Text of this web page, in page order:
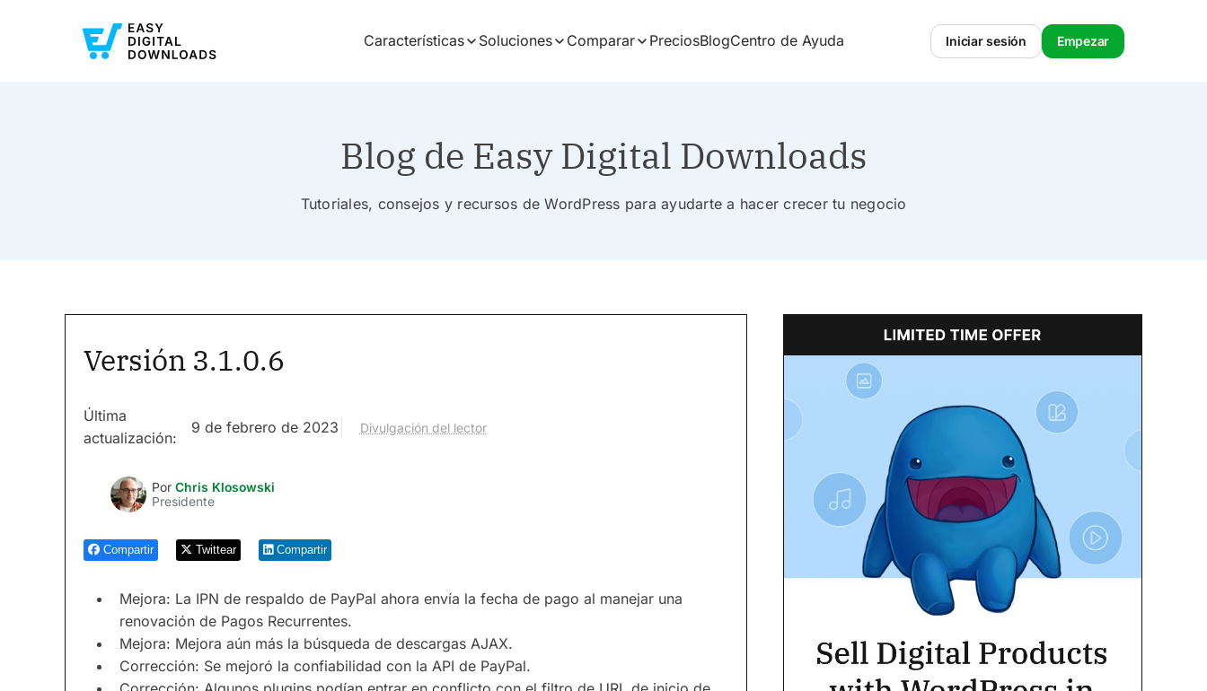
Características Soluciones Comparar PreciosBlogCentro de Ayuda Iniciar sesión Empezar
Blog de Easy Digital Downloads
Tutoriales, consejos y recursos de WordPress para ayudarte a hacer crecer tu negocio
Versión 3.1.0.6
Última
actualización:
9 de febrero de 2023 Divulgación del lector
Por Chris Klosowski
Presidente
Compartir Twittear Compartir
Mejora: La IPN de respaldo de PayPal ahora envía la fecha de pago al manejar una
renovación de Pagos Recurrentes.
Mejora: Mejora aún más la búsqueda de descargas AJAX.
Corrección: Se mejoró la confiabilidad con la API de PayPal.